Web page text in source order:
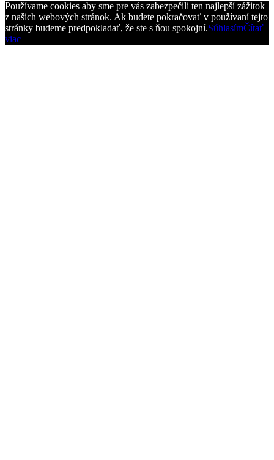
Používame cookies aby sme pre vás zabezpečili ten najlepší zážitok
z našich webových stránok. Ak budete pokračovať v používaní tejto
stránky budeme predpokladať, že ste s ňou spokojní.SúhlasímČítať
viac